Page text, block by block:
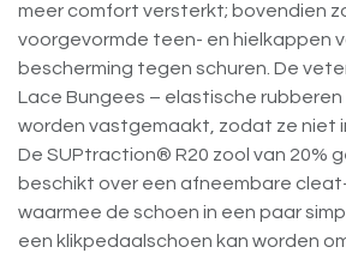
meer comfort versterkt; bovendien
voorgevormde teen- en hielkappen
bescherming tegen schuren. De
Lace Bungees – elastische
worden vastgemaakt, zodat ze niet
De SUPtraction® R20 zool van 20%
beschikt over een afneembare
waarmee de schoen in een paar
een klikpedaalschoen kan worden